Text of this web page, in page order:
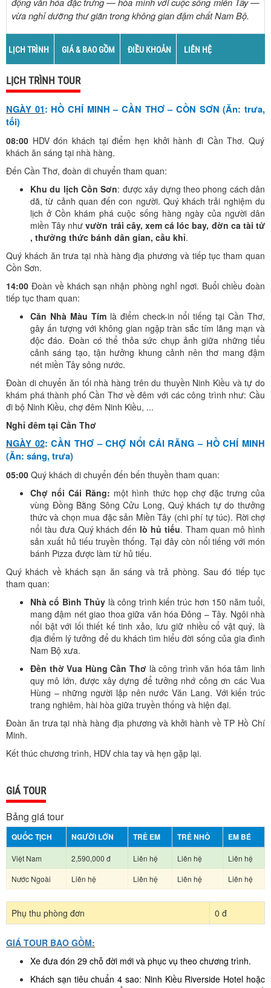
vừa nghỉ dưỡng thư giãn trong không gian đậm chất Nam Bộ.
LỊCH TRÌNH GIÁ & BAO GỒM ĐIỀU KHOẢN LIÊN HỆ
LỊCH TRÌNH TOUR
NGÀY 01: HỒ CHÍ MINH – CẦN THƠ – CỒN SƠN (Ăn: trưa,
tối)
08:00 HDV đón khách tại điểm hẹn khởi hành đi Cần Thơ. Quý
khách ăn sáng tại nhà hàng.
Đến Cần Thơ, đoàn di chuyển tham quan:
Khu du lịch Cồn Sơn: được xây dựng theo phong cách dân
dã, từ cảnh quan đến con người. Quý khách trải nghiệm du
lịch ở Cồn khám phá cuộc sống hàng ngày của người dân
miền Tây nhưvườn trái cây, xem cá lóc bay, đờn ca tài tử
, thưởng thức bánh dân gian, cầu khỉ.
Quý khách ăn trưa tại nhà hàng địa phương và tiếp tục tham quan
Cồn Sơn.
14:00 Đoàn về khách sạn nhận phòng nghỉ ngơi. Buổi chiều đoàn
tiếp tục tham quan:
Căn Nhà Màu Tím là điểm check-in nổi tiếng tại Cần Thơ,
gây ấn tượng với không gian ngập tràn sắc tím lãng mạn và
độc đáo. Đoàn có thể thỏa sức chụp ảnh giữa những tiểu
cảnh sáng tạo, tận hưởng khung cảnh nên thơ mang đậm
nét miền Tây sông nước.
Đoàn di chuyển ăn tối nhà hàng trên du thuyền Ninh Kiều và tự do
khám phá thành phố Cần Thơ về đêm với các công trình như: Cầu
đi bộ Ninh Kiều, chợ đêm Ninh Kiều, ...
Nghỉ đêm tại Cần Thơ
NGÀY 02: CẦN THƠ – CHỢ NỔI CÁI RĂNG – HỒ CHÍ MINH
(Ăn: sáng, trưa)
05:00 Quý khách di chuyển đến bến thuyền tham quan:
Chợ nổi Cái Răng: một hình thức họp chợ đặc trưng của
vùng Đồng Bằng Sông Cửu Long, Quý khách tự do thưởng
thức và chọn mua đặc sản Miền Tây (chi phí tự túc). Rời chợ
nổi tàu đưa Quý khách đến lò hủ tiếu. Tham quan mô hình
sản xuất hủ tiếu truyền thống. Tại đây còn nổi tiếng với món
bánh Pizza được làm từ hủ tiếu.
Quý khách về khách sạn ăn sáng và trả phòng. Sau đó tiếp tục
tham quan:
Nhà cổ Bình Thủy là công trình kiến trúc hơn 150 năm tuổi,
mang đậm nét giao thoa giữa văn hóa Đông – Tây. Ngôi nhà
nổi bật với lối thiết kế tinh xảo, lưu giữ nhiều cổ vật quý, là
địa điểm lý tưởng để du khách tìm hiểu đời sống của gia đình
Nam Bộ xưa.
Đền thờ Vua Hùng Cần Thơ là công trình văn hóa tâm linh
quy mô lớn, được xây dựng để tưởng nhớ công ơn các Vua
Hùng – những người lập nên nước Văn Lang. Với kiến trúc
trang nghiêm, hài hòa giữa truyền thống và hiện đại.
Đoàn ăn trưa tại nhà hàng địa phương và khởi hành về TP Hồ Chí
Minh.
Kết thúc chương trình, HDV chia tay và hẹn gặp lại.
GIÁ TOUR
Bảng giá tour
QUỐC TỊCH NGƯỜI LỚN TRẺ EM TRẺ NHỎ EM BÉ
Việt Nam 2,590,000 đ Liên hệ Liên hệ
Liên hệ
Nước Ngoài
Liên hệ Liên hệ Liên hệ Liên hệ
Phụ thu phòng đơn 0 đ
GIÁ TOUR BAO GỒM:
Xe đưa đón 29 chỗ đời mới và phục vụ theo chương trình.
Khách sạn tiêu chuẩn 4 sao: Ninh Kiều Riverside Hotel hoặc